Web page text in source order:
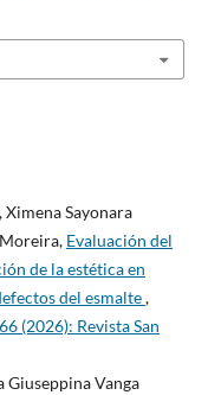
Sayonara
Evaluación del
de la estética en
del esmalte,
(2026): Revista San
Vanga